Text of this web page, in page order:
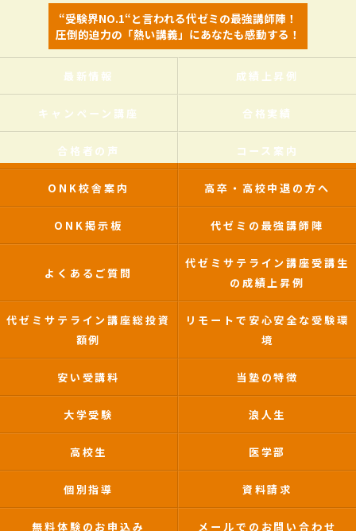
“受験界NO.1“と言われる代ゼミの最強講師陣！
圧倒的迫力の「熱い講義」にあなたも感動する！
最新情報 成績上昇例
キャンペーン講座 合格実績
合格者の声 コース案内
ONK校舎案内 高卒・高校中退の方へ
ONK掲示板 代ゼミの最強講師陣
よくあるご質問
代ゼミサテライン講座受講生
の成績上昇例
代ゼミサテライン講座総投資
額例
リモートで安心安全な受験環
境
安い受講料 当塾の特徴
大学受験 浪人生
高校生 医学部
個別指導 資料請求
無料体験のお申込み メールでのお問い合わせ